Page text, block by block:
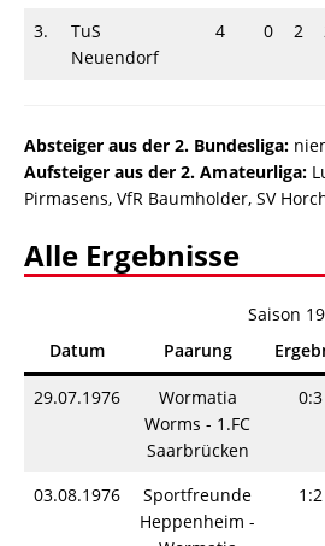
3.
TuS
Neuendorf
4 0 2
Absteiger aus der 2. Bundesliga:
Aufsteiger aus der 2. Amateurliga:
Pirmasens, VfR Baumholder, SV
Alle Ergebnisse
Saison
Datum
Paarung
29.07.1976
Wormatia
Worms - 1.FC
Saarbrücken
0:3
03.08.1976
Sportfreunde
Heppenheim -
1:2